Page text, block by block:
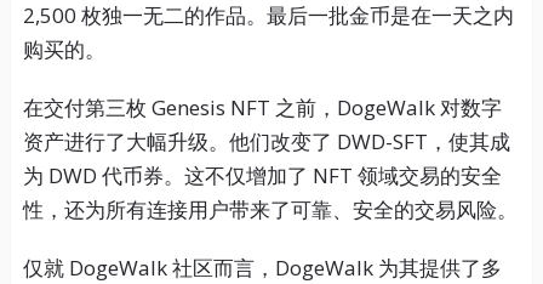
2,500 枚独一无二的作品。最后一批金币是在一天之内
购买的。
在交付第三枚 Genesis NFT 之前，DogeWalk 对数字
资产进行了大幅升级。他们改变了 DWD-SFT，使其成
为 DWD 代币券。这不仅增加了 NFT 领域交易的安全
性，还为所有连接用户带来了可靠、安全的交易风险。
仅就 DogeWalk 社区而言，DogeWalk 为其提供了多